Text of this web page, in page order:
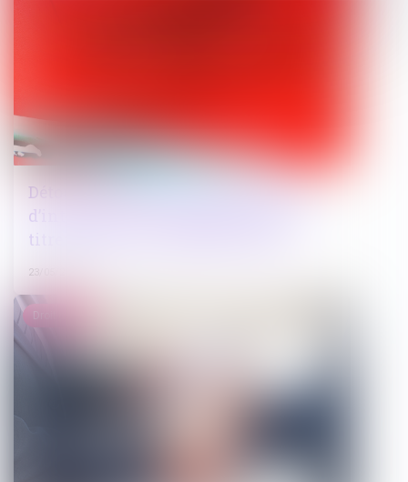
Détournement de fonds publics : pas
d’interdiction de mandat électif au
titre des peines complémentaires
23/05/2025
Droit pénal